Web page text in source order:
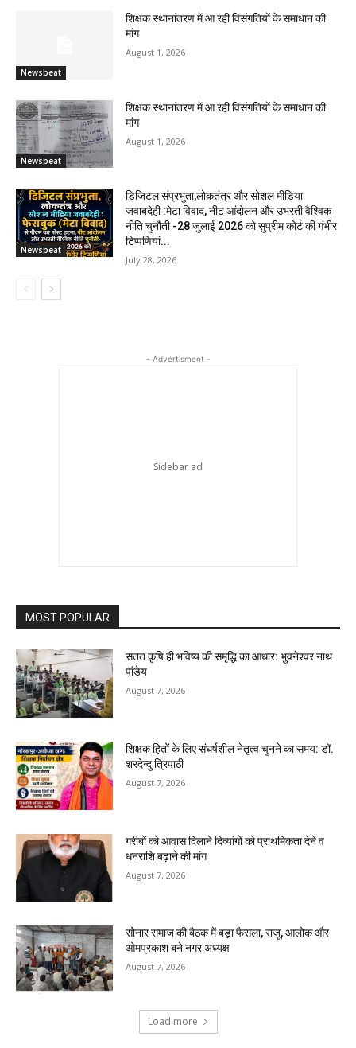
Newsbeat
शिक्षक स्थानांतरण में आ रही विसंगतियों के समाधान की
मांग
August 1, 2026
Newsbeat
शिक्षक स्थानांतरण में आ रही विसंगतियों के समाधान की
मांग
August 1, 2026
Newsbeat
डिजिटल संप्रभुता,लोकतंत्र और सोशल मीडिया
जवाबदेही :मेटा विवाद, नीट आंदोलन और उभरती वैश्विक
नीति चुनौती -28 जुलाई 2026 को सुप्रीम कोर्ट की गंभीर
टिप्पणियां...
July 28, 2026
- Advertisment -
MOST POPULAR
सतत कृषि ही भविष्य की समृद्धि का आधार: भुवनेश्वर नाथ
पांडेय
August 7, 2026
शिक्षक हितों के लिए संघर्षशील नेतृत्व चुनने का समय: डॉ.
शरदेन्दु त्रिपाठी
August 7, 2026
गरीबों को आवास दिलाने दिव्यांगों को प्राथमिकता देने व
धनराशि बढ़ाने की मांग
August 7, 2026
सोनार समाज की बैठक में बड़ा फैसला, राजू, आलोक और
ओमप्रकाश बने नगर अध्यक्ष
August 7, 2026
Load more